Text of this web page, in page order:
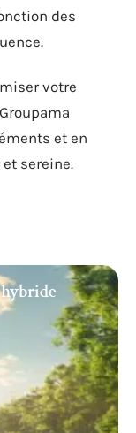
des
votre
et en
sereine.